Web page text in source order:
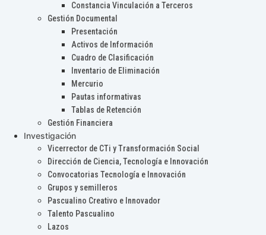
Constancia Vinculación a Terceros
Gestión Documental
Presentación
Activos de Información
Cuadro de Clasificación
Inventario de Eliminación
Mercurio
Pautas informativas
Tablas de Retención
Gestión Financiera
Investigación
Vicerrector de CTi y Transformación Social
Dirección de Ciencia, Tecnología e Innovación
Convocatorias Tecnología e Innovación
Grupos y semilleros
Pascualino Creativo e Innovador
Talento Pascualino
Lazos